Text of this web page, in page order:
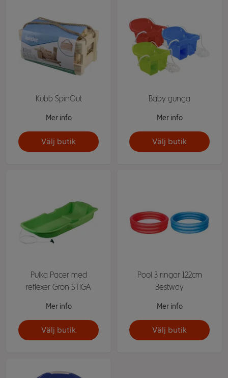
Kubb SpinOut
Mer info
Välj butik
Baby gunga
Mer info
Välj butik
Pulka Pacer med
reflexer Grön STIGA
Mer info
Välj butik
Pool 3 ringar 122cm
Bestway
Mer info
Välj butik